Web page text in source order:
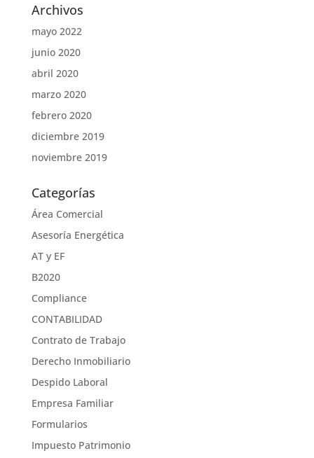
Archivos
mayo 2022
junio 2020
abril 2020
marzo 2020
febrero 2020
diciembre 2019
noviembre 2019
Categorías
Área Comercial
Asesoría Energética
AT y EF
B2020
Compliance
CONTABILIDAD
Contrato de Trabajo
Derecho Inmobiliario
Despido Laboral
Empresa Familiar
Formularios
Impuesto Patrimonio